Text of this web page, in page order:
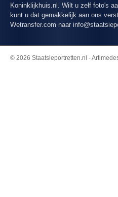
Koninklijkhuis.nl. Wilt u zelf foto's
kunt u dat gemakkelijk aan ons
Wetransfer.com naar
© 2026 Staatsieportretten.nl -